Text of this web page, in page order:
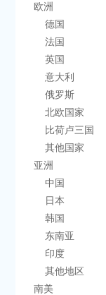
    欧洲
        德国
        法国
        英国
        意大利
        俄罗斯
        北欧国家
        比荷卢三国
        其他国家
    亚洲
        中国
        日本
        韩国
        东南亚
        印度
        其他地区
    南美